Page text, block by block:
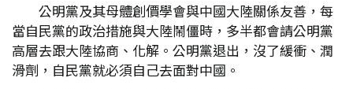
公明黨及其母體創價學會與中國大陸關係友善，每
當自民黨的政治措施與大陸鬧僵時，多半都會請公明黨
高層去跟大陸協商、化解。公明黨退出，沒了緩衝、潤
滑劑，自民黨就必須自己去面對中國。